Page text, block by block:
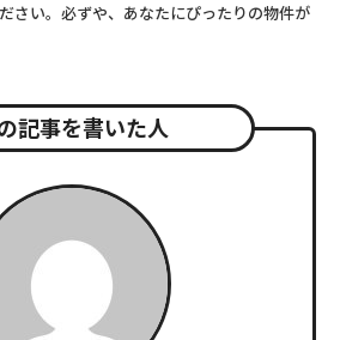
さい。必ずや、あなたにぴったりの物件が
記事を書いた人